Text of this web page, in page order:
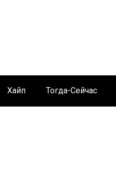
Хайп Тогда-Сейчас